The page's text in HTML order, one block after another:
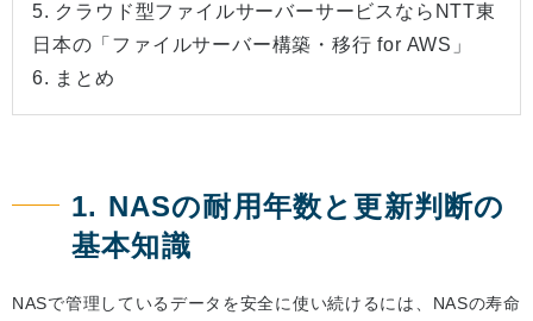
5. クラウド型ファイルサーバーサービスならNTT東
日本の「ファイルサーバー構築・移行 for AWS」
6. まとめ
1. NASの耐用年数と更新判断の
基本知識
NASで管理しているデータを安全に使い続けるには、NASの寿命